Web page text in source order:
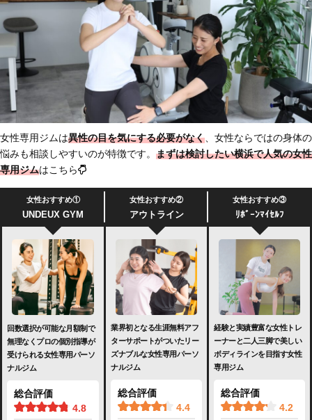
女性専用ジムは異性の目を気にする必要がなく 、女性ならではの身体の
悩みも相談しやすいのが特徴です。 まずは検討したい横浜で人気の女性
専用ジムはこちら
女性おすすめ①
UNDEUX GYM
女性おすすめ②
アウトライン
女性おすすめ③
ﾘﾎﾞｰﾝﾏｲｾﾙﾌ
回数選択が可能な月額制で
無理なくプロの個別指導が
受けられる女性専用パーソ
ナルジム
総合評価
4.8
業界初となる生涯無料アフ
ターサポートがついたリー
ズナブルな女性専用パーソ
ナルジム
総合評価
4.4
経験と実績豊富な女性トレ
ーナーと二人三脚で美しい
ボディラインを目指す女性
専用ジム
総合評価
4.2